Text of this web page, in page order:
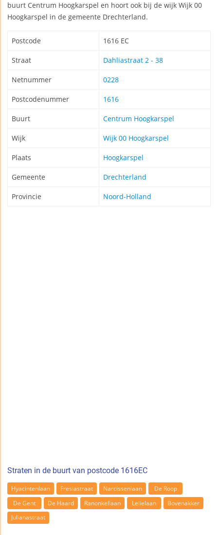
buurt Centrum Hoogkarspel en hoort ook bij de wijk Wijk 00
Hoogkarspel in de gemeente Drechterland.
Postcode 1616 EC
Straat Dahliastraat 2 - 38
Netnummer 0228
Postcodenummer 1616
Buurt Centrum Hoogkarspel
Wijk Wijk 00 Hoogkarspel
Plaats Hoogkarspel
Gemeente Drechterland
Provincie Noord-Holland
Straten in de buurt van postcode 1616EC
Hyacintenlaan Fresiastraat Narcissenlaan
De Roop
De Gent
De Haard Ranonkellaan Lelielaan
Bovenakker
Julianastraat